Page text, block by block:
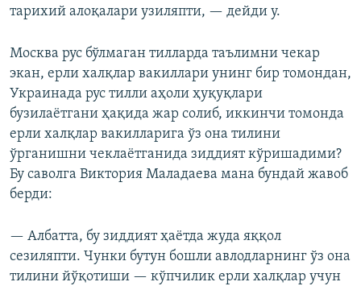
тарихий алоқалари узиляпти, — дейди у.
Москва рус бўлмаган тилларда таълимни чекар
экан, ерли халқлар вакиллари унинг бир томондан,
Украинада рус тилли аҳоли ҳуқуқлари
бузилаётгани ҳақида жар солиб, иккинчи томонда
ерли халқлар вакилларига ўз она тилини
ўрганишни чеклаётганида зиддият кўришадими?
Бу саволга Виктория Маладаева мана бундай жавоб
берди:
— Албатта, бу зиддият ҳаётда жуда яққол
сезиляпти. Чунки бутун бошли авлодларнинг ўз она
тилини йўқотиши — кўпчилик ерли халқлар учун